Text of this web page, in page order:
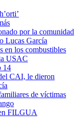
por la comunidad
Lucas García
en los combustibles
USAC
14
CAI, le dieron
de víctimas
FILGUA